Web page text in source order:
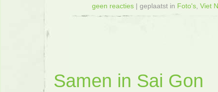
geen reacties| geplaatst in Foto's, Viet
Samen in Sai Gon